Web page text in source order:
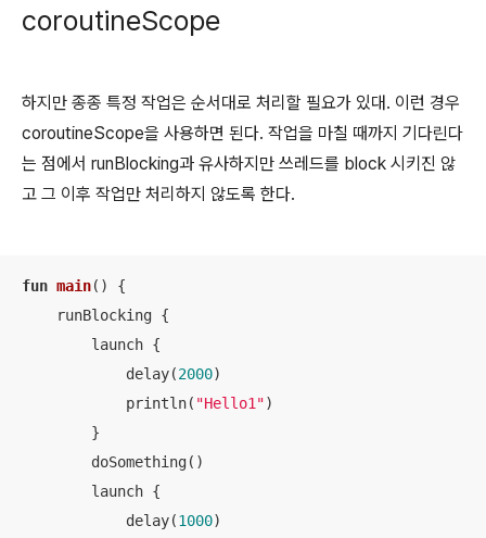
coroutineScope
하지만 종종 특정 작업은 순서대로 처리할 필요가 있대. 이런 경우
coroutineScope을 사용하면 된다. 작업을 마칠 때까지 기다린다
는 점에서 runBlocking과 유사하지만 쓰레드를 block 시키진 않
고 그 이후 작업만 처리하지 않도록 한다.
fun main()
{
    runBlocking {
        launch {
            delay(
2000)
            println(
"Hello1")
        }
        doSomething()
        launch {
            delay(
1000)